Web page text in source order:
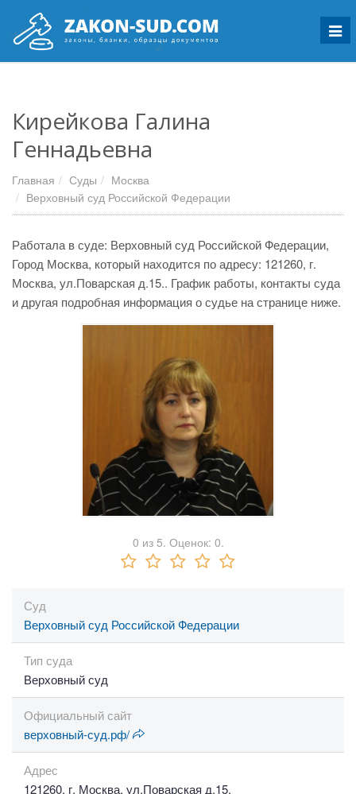
Кирейкова Галина
Геннадьевна
Главная Суды
Москва
Верховный суд Российской Федерации
Работала в суде: Верховный суд Российской Федерации,
Город Москва, который находится по адресу: 121260, г.
Москва, ул.Поварская д.15.. График работы, контакты суда
и другая подробная информация о судье на странице ниже.
0 из 5. Оценок: 0.
Суд
Верховный суд Российской Федерации
Тип суда
Верховный суд
Официальный сайт
верховный-суд.рф/
Адрес
121260, г. Москва, ул.Поварская д.15.